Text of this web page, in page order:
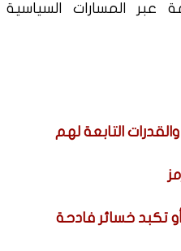
عبر المسارات السياسية
التابعة لهم
تكبد خسائر فادحة